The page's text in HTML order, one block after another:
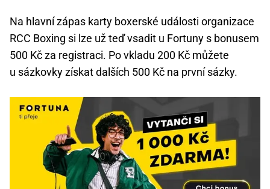
Na hlavní zápas karty boxerské události organizace
RCC Boxing si lze už teď vsadit u Fortuny s bonusem
500 Kč za registraci. Po vkladu 200 Kč můžete
u sázkovky získat dalších 500 Kč na první sázky.